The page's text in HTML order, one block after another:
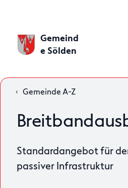
Gemeind
e Sölden
Gemeindeamt
Gemeinde A-Z
Standardangebot für
passiver Infrastruktur